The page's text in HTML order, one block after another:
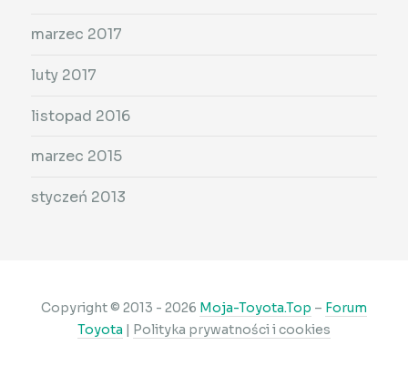
marzec 2017
luty 2017
listopad 2016
marzec 2015
styczeń 2013
Copyright © 2013 - 2026 Moja-Toyota.Top – Forum
Toyota | Polityka prywatności i cookies